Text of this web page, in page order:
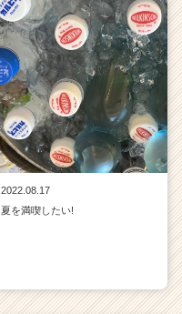
2022.08.17
夏を満喫したい!